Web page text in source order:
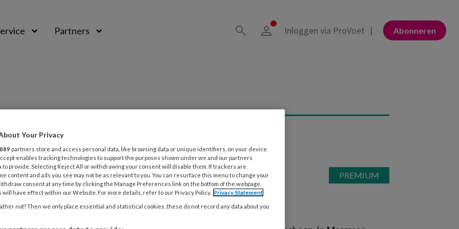
Partners Abonneren
Inloggen via ProVoet
2020 MAGAZINE ONDERNEMEN
prettig lopend de deur uit’
Your Privacy
889 partners store and access personal data, like browsing data or unique identifiers, on your device.
enables tracking technologies to support the purposes shown under we and our partners
to provide. Selecting Reject All or withdrawing your consent will disable them. If trackers are
content and ads you see may not be as relevant to you. You can resurface this menu to change your
consent at any time by clicking the Manage Preferences link on the bottom of the webpage.
will have effect within our Website. For more details, refer to our Privacy Policy. Privacy Statement
not? Then we only place essential and statistical cookies, these do not record any data about you